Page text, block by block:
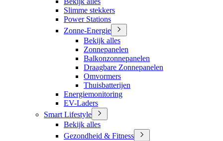
Slimme stekkers
Power Stations
Zonne-Energie
Bekijk alles
Zonnepanelen
Balkonzonnepanelen
Draagbare Zonnepanelen
Omvormers
Thuisbatterijen
Energiemonitoring
EV-Laders
Smart Lifestyle
Bekijk alles
Gezondheid & Fitness